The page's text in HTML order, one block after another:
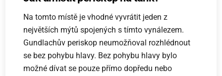
Na tomto místě je vhodné vyvrátit jeden z
největších mýtů spojených s tímto vynálezem.
Gundlachův periskop neumožňoval rozhlédnout
se bez pohybu hlavy. Bez pohybu hlavy bylo
možné dívat se pouze přímo dopředu nebo